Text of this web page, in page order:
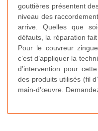
gouttières présentent
niveau des
arrive. Quelles que
défauts, la réparation
Pour le couvreur
c’est d’appliquer la
d’intervention pour
des produits utilisés (fil
main-d’œuvre.